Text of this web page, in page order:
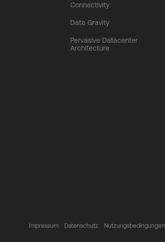
Connectivity
Data Gravity
Pervasive Datacenter
Architecture
Impressum Datenschutz Nutzungsbedingungen